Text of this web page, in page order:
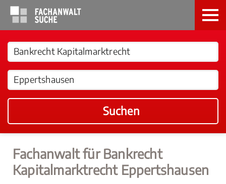
Suchen
Fachanwalt für Bankrecht
Kapitalmarktrecht Eppertshausen